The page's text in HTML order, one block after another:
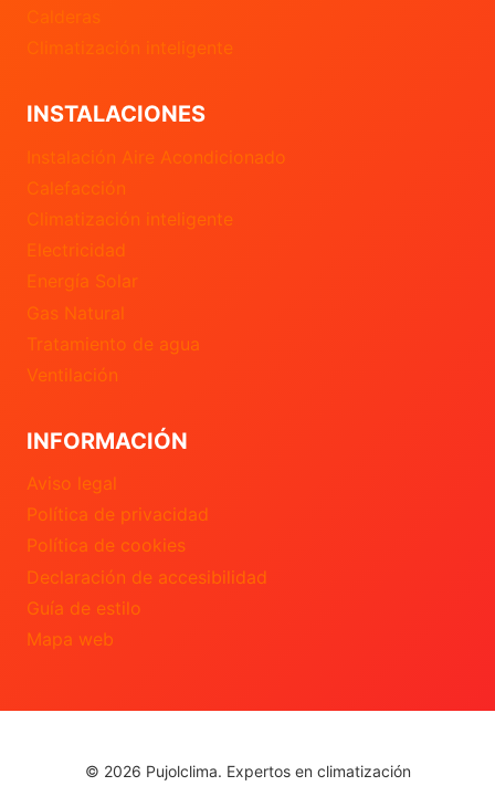
Calderas
Climatización inteligente
INSTALACIONES
Instalación Aire Acondicionado
Calefacción
Climatización inteligente
Electricidad
Energía Solar
Gas Natural
Tratamiento de agua
Ventilación
INFORMACIÓN
Aviso legal
Política de privacidad
Política de cookies
Declaración de accesibilidad
Guía de estilo
Mapa web
© 2026 Pujolclima. Expertos en climatización